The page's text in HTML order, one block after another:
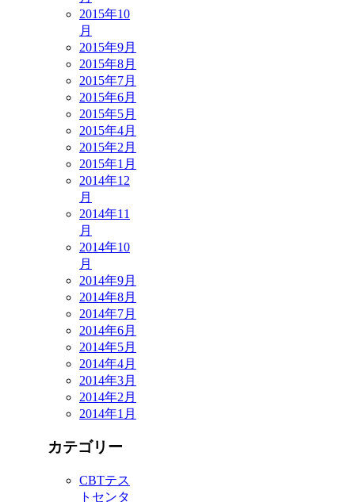
2015年10
月
2015年9月
2015年8月
2015年7月
2015年6月
2015年5月
2015年4月
2015年2月
2015年1月
2014年12
月
2014年11
月
2014年10
月
2014年9月
2014年8月
2014年7月
2014年6月
2014年5月
2014年4月
2014年3月
2014年2月
2014年1月
カテゴリー
CBTテス
トセンタ